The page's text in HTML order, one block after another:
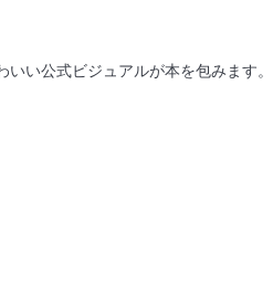
い公式ビジュアルが本を包みます。